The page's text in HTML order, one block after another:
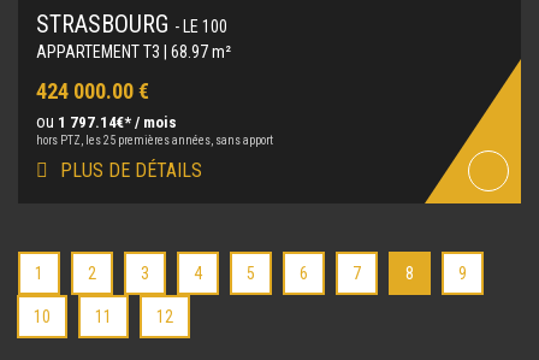
STRASBOURG - LE 100
APPARTEMENT T3 | 68.97 m²
424 000.00 €
ou 1 797.14€* / mois
hors PTZ, les 25 premières années, sans apport
PLUS DE DÉTAILS
1 2 3 4 5 6 7 8 9
10 11 12